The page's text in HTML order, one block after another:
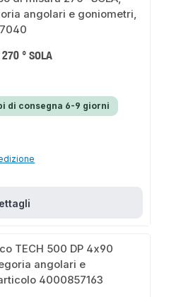
° SOLA
di consegna 6-9 giorni